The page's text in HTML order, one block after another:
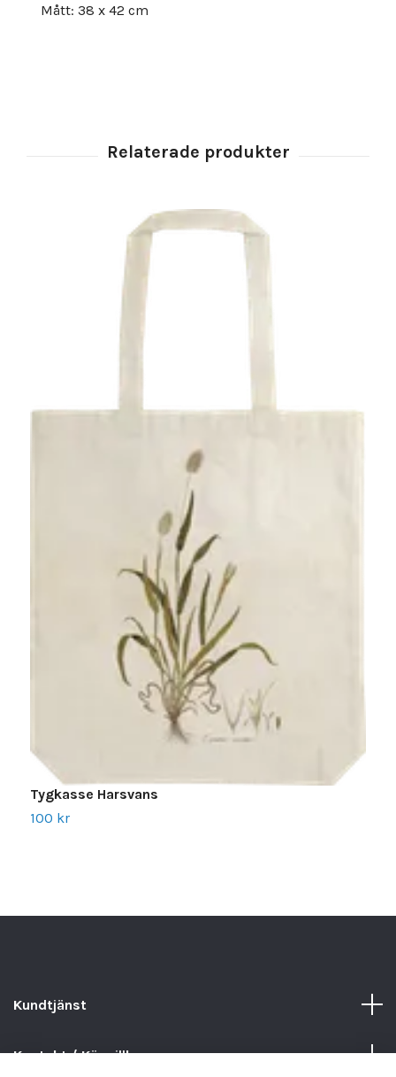
Mått: 38 x 42 cm
Tygkasse Harsvans
100 kr
Kundtjänst
Kontakt / Köpvillkor